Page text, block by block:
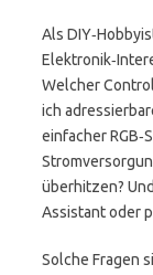
Als
Welcher
ich
einfacher
überhitzen?
Assistant oder
Solche Fragen